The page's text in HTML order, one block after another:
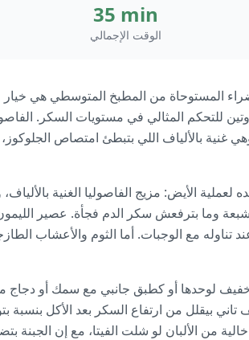
35 min
الوقت الإجمالي
المستوحاة من المطبخ المتوسطي هي خيار
للتحكم المثالي في مستويات السكر.
فقط)، وهي غنية بالألياف اللي بتبطئ امتصاص
الأيض: مزيج الفاصوليا الغنية
مشبعة وما بترفعش سكر الدم فجأة. عصير
تناوله مع الوجبات. أما الثوم والأعشاب
لوحدها أو كطبق جانبي مع سمك أو دجاج